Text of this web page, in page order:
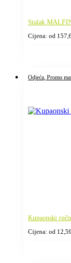
Stalak
Cijena: od
Odjeća, Promo
Kupaonski
Cijena: od 12,59